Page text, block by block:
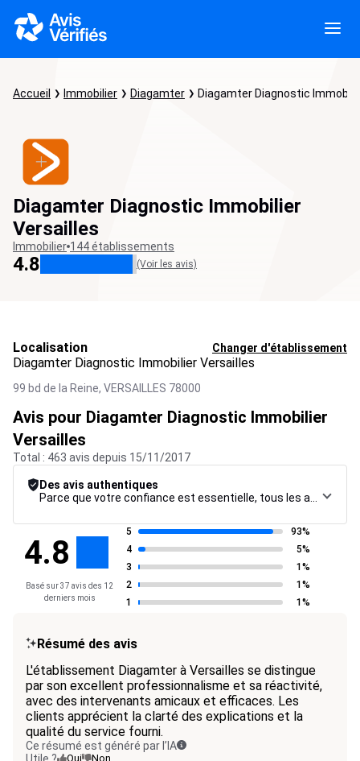
Accueil Immobilier Diagamter Diagamter Diagnostic
Diagamter Diagnostic Immobilier
Versailles
Immobilier 144 établissements
4.8 (Voir les avis)
Localisation Changer d'établissement
Diagamter Diagnostic Immobilier Versailles
99 bd de la Reine, VERSAILLES 78000
Avis pour Diagamter Diagnostic Immobilier
Versailles
Total : 463 avis depuis 15/11/2017
Des avis authentiques
4.8
Basé sur 37 avis des 12
derniers mois
5
93%
4
5%
3
1%
2
1%
1
1%
Résumé des avis
L'établissement Diagamter à Versailles se distingue
par son excellent professionnalisme et sa réactivité,
avec des intervenants amicaux et efficaces. Les
clients apprécient la clarté des explications et la
qualité du service fourni.
Ce résumé est généré par l’IA
Utile ?
Oui Non